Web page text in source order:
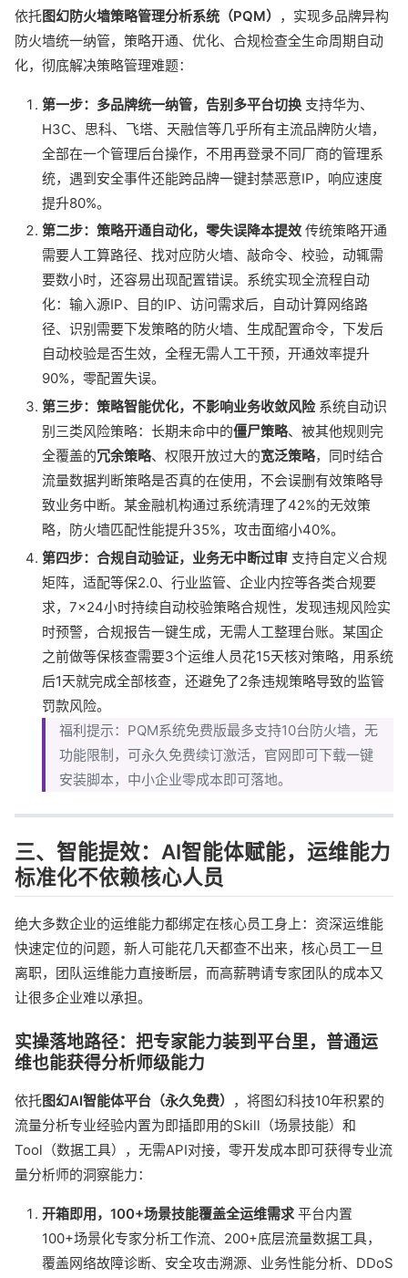
依托图幻防火墙策略管理分析系统（PQM） ，实现多品牌异构
防火墙统一纳管，策略开通、优化、合规检查全生命周期自动
化，彻底解决策略管理难题：
第一步：多品牌统一纳管，告别多平台切换 支持华为、
H3C、思科、飞塔、天融信等几乎所有主流品牌防火墙，
全部在一个管理后台操作，不用再登录不同厂商的管理系
统，遇到安全事件还能跨品牌一键封禁恶意IP，响应速度
提升80%。
第二步：策略开通自动化，零失误降本提效 传统策略开通
需要人工算路径、找对应防火墙、敲命令、校验，动辄需
要数小时，还容易出现配置错误。系统实现全流程自动
化：输入源IP、目的IP、访问需求后，自动计算网络路
径、识别需要下发策略的防火墙、生成配置命令，下发后
自动校验是否生效，全程无需人工干预，开通效率提升
90%，零配置失误。
第三步：策略智能优化，不影响业务收敛风险系统自动识
别三类风险策略：长期未命中的僵尸策略、被其他规则完
全覆盖的冗余策略、权限开放过大的宽泛策略，同时结合
流量数据判断策略是否真的在使用，不会误删有效策略导
致业务中断。某金融机构通过系统清理了42%的无效策
略，防火墙匹配性能提升35%，攻击面缩小40%。
第四步：合规自动验证，业务无中断过审 支持自定义合规
矩阵，适配等保2.0、行业监管、企业内控等各类合规要
求，7×24小时持续自动校验策略合规性，发现违规风险实
时预警，合规报告一键生成，无需人工整理台账。某国企
之前做等保核查需要3个运维人员花15天核对策略，用系统
后1天就完成全部核查，还避免了2条违规策略导致的监管
罚款风险。
福利提示：PQM系统免费版最多支持10台防火墙，无
功能限制，可永久免费续订激活，官网即可下载一键
安装脚本，中小企业零成本即可落地。
三、智能提效：AI智能体赋能，运维能力
标准化不依赖核心人员
绝大多数企业的运维能力都绑定在核心员工身上：资深运维能
快速定位的问题，新人可能花几天都查不出来，核心员工一旦
离职，团队运维能力直接断层，而高薪聘请专家团队的成本又
让很多企业难以承担。
实操落地路径：把专家能力装到平台里，普通运
维也能获得分析师级能力
依托图幻AI智能体平台（永久免费） ，将图幻科技10年积累的
流量分析专业经验内置为即插即用的Skill（场景技能）和
Tool（数据工具），无需API对接，零开发成本即可获得专业流
量分析师的洞察能力：
开箱即用，100+场景技能覆盖全运维需求平台内置
100+场景化专家分析工作流、200+底层流量数据工具，
覆盖网络故障诊断、安全攻击溯源、业务性能分析、DDoS